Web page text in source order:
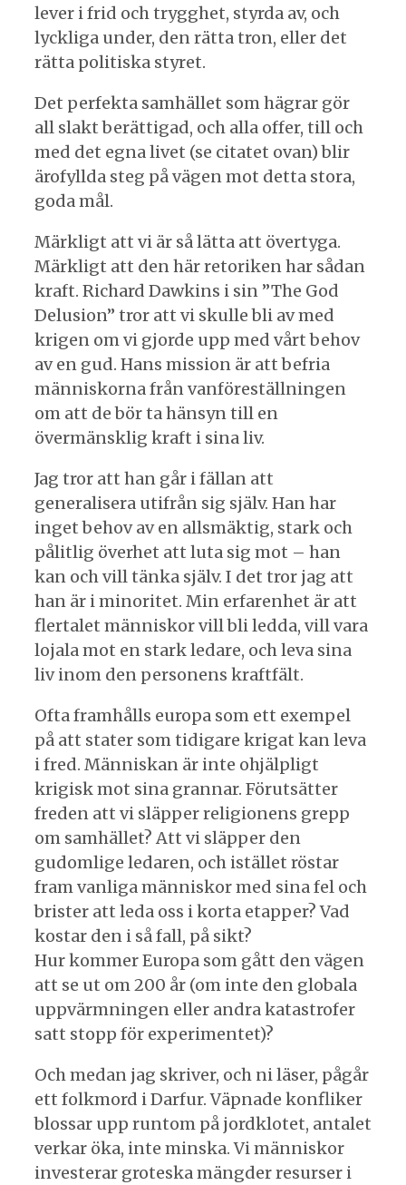
lever i frid och trygghet, styrda av, och
lyckliga under, den rätta tron, eller det
rätta politiska styret.
Det perfekta samhället som hägrar gör
all slakt berättigad, och alla offer, till och
med det egna livet (se citatet ovan) blir
ärofyllda steg på vägen mot detta stora,
goda mål.
Märkligt att vi är så lätta att övertyga.
Märkligt att den här retoriken har sådan
kraft. Richard Dawkins i sin ”The God
Delusion” tror att vi skulle bli av med
krigen om vi gjorde upp med vårt behov
av en gud. Hans mission är att befria
människorna från vanföreställningen
om att de bör ta hänsyn till en
övermänsklig kraft i sina liv.
Jag tror att han går i fällan att
generalisera utifrån sig själv. Han har
inget behov av en allsmäktig, stark och
pålitlig överhet att luta sig mot – han
kan och vill tänka själv. I det tror jag att
han är i minoritet. Min erfarenhet är att
flertalet människor vill bli ledda, vill vara
lojala mot en stark ledare, och leva sina
liv inom den personens kraftfält.
Ofta framhålls europa som ett exempel
på att stater som tidigare krigat kan leva
i fred. Människan är inte ohjälpligt
krigisk mot sina grannar. Förutsätter
freden att vi släpper religionens grepp
om samhället? Att vi släpper den
gudomlige ledaren, och istället röstar
fram vanliga människor med sina fel och
brister att leda oss i korta etapper? Vad
kostar den i så fall, på sikt?
Hur kommer Europa som gått den vägen
att se ut om 200 år (om inte den globala
uppvärmningen eller andra katastrofer
satt stopp för experimentet)?
Och medan jag skriver, och ni läser, pågår
ett folkmord i Darfur. Väpnade konfliker
blossar upp runtom på jordklotet, antalet
verkar öka, inte minska. Vi människor
investerar groteska mängder resurser i